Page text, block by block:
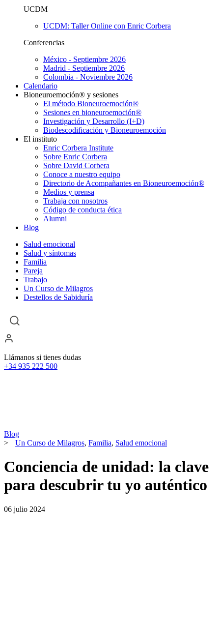
UCDM
UCDM: Taller Online con Enric Corbera
Conferencias
México - Septiembre 2026
Madrid - Septiembre 2026
Colombia - Noviembre 2026
Calendario
Bioneuroemoción® y sesiones
El método Bioneuroemoción®
Sesiones en bioneuroemoción®
Investigación y Desarrollo (I+D)
Biodescodificación y Bioneuroemoción
El instituto
Enric Corbera Institute
Sobre Enric Corbera
Sobre David Corbera
Conoce a nuestro equipo
Directorio de Acompañantes en Bioneuroemoción®
Medios y prensa
Trabaja con nosotros
Código de conducta ética
Alumni
Blog
Salud emocional
Salud y síntomas
Familia
Pareja
Trabajo
Un Curso de Milagros
Destellos de Sabiduría
Llámanos si tienes dudas
+34 935 222 500
Blog
>
Un Curso de Milagros, Familia, Salud emocional
Conciencia de unidad: la clave
para descubrir tu yo auténtico
06 julio 2024